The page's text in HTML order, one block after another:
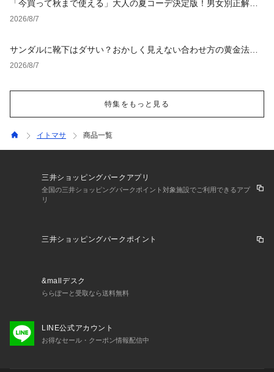
「今買って秋まで使える」大人の夏コーデ決定版！男女別正解ス
タイルとNGな着こなし
2026/8/7
サンダルに靴下はダサい？おかしく見えない合わせ方の黄金法則
と男女別おすすめコーデ
2026/8/7
特集をもっと見る
イトマサ 商品一覧
三井ショッピングパークアプリ
全国の三井ショッピングパークポイント対象施設でご利用できるアプ
リ
三井ショッピングパークポイント
&mallデスク
ららぽーと受取なら送料無料
LINE公式アカウント
お得なセール・クーポン情報配信中